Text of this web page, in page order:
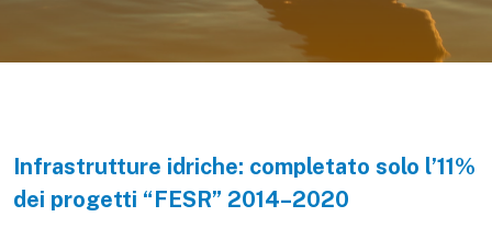
Infrastrutture idriche: completato solo l’11%
dei progetti “FESR” 2014–2020